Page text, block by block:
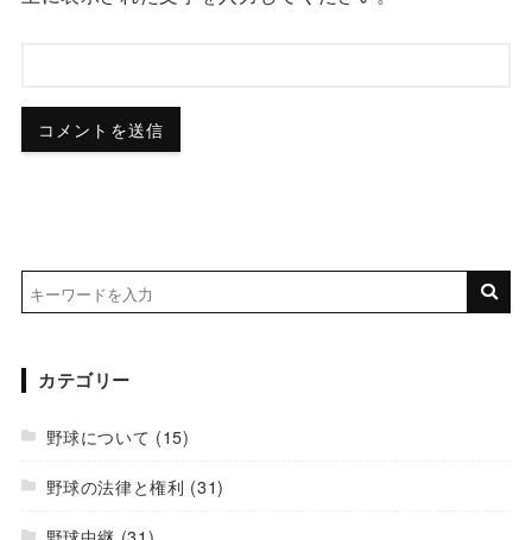
カテゴリー
野球について (15)
野球の法律と権利 (31)